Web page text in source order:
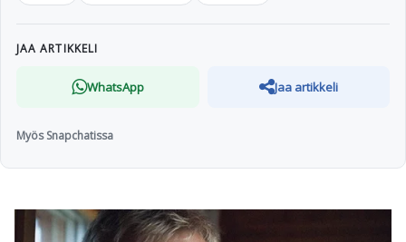
JAA ARTIKKELI
WhatsApp Jaa artikkeli
Myös Snapchatissa